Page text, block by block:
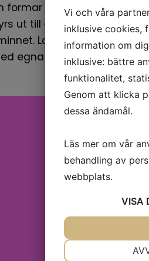
formar ni just er livsdröm
ut till er och sedan
Laga er egen mat
egna viner och andra
Vi och våra
inklusive cookies,
information om
inklusive: bättre
funktionalitet,
Genom att klicka
dessa ändamål.
Läs mer om vår
behandling av
webbplats.
VISA